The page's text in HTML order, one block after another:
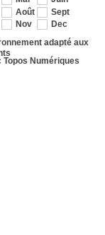
Août
Sept
Nov
Dec
adapté aux
Topos Numériques